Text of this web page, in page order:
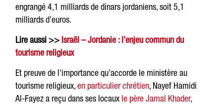
engrangé 4,1 milliards de dinars jordaniens, soit 5,1
milliards d’euros.
Lire aussi >> Israël – Jordanie : l’enjeu commun du
tourisme religieux
Et preuve de l’importance qu’accorde le ministère au
tourisme religieux,en particulier chrétien, Nayef Hamidi
Al-Fayez a reçu dans ses locaux le père Jamal Khader,